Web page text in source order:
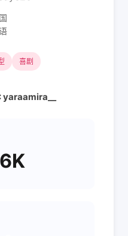
喜剧